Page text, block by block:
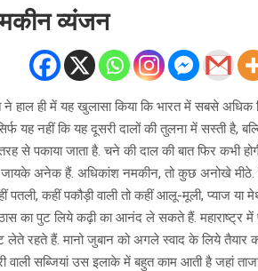
व्यंजन
ने हाल ही में यह खुलासा किया कि भारत में सबसे अधिक
यह नहीं कि यह दूसरी दालों की तुलना में सस्ती है,
पकाया जाता है. चने की दाल की बात फिर कभी
अनेक हैं. अधिकांश नमकीन, तो कुछ अनोखे मीठे.
पतली, कहीं पकौड़ी वाली तो कहीं आलू-मूली, प्याज या
का पुट लिये कढ़ी का आनंद ले सकते हैं. महाराष्ट्र में
रहते हैं. मानो जुबान को अगले स्वाद के लिये तैयार
सब्जियां उस इलाके में बहुत काम आती है जहां